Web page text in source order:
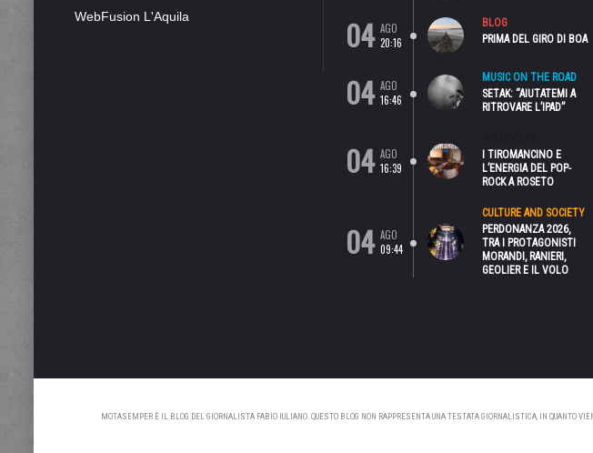
WebFusion L'Aquila
04 AGO
20:16
BLOG
PRIMA DEL GIRO DI BOA
04 AGO
16:46
MUSIC ON THE ROAD
SETAK: “AIUTATEMI A
RITROVARE L’IPAD”
04 AGO
16:39
I TIROMANCINO E
L’ENERGIA DEL POP-
ROCK A ROSETO
04 AGO
09:44
CULTURE AND SOCIETY
PERDONANZA 2026,
TRA I PROTAGONISTI
MORANDI, RANIERI,
GEOLIER E IL VOLO
MOTASEMPER È IL BLOG DEL GIORNALISTA FABIO IULIANO. QUESTO BLOG NON RAPPRESENTA UNA TESTATA GIORNALISTICA, IN QUANTO